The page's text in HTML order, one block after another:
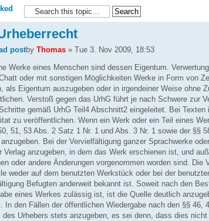
by Thomas » Tue 3. Nov 2009, 18:53
Werke eines Menschen sind dessen Eigentum.
oder mit sonstigen Möglichkeiten Werke in Form von
als Eigentum auszugeben oder in irgendeiner Weise ohne
Verstoß gegen das UrhG führt je nach Schwere zur
gemäß UrhG Teil4 Abschnitt2 eingeleitet. Bei
zu veröffentlichen. Wenn ein Werk oder ein Teil eines
51, 53 Abs. 2 Satz 1 Nr. 1 und Abs. 3 Nr. 1 sowie der §§
Bei der Vervielfältigung ganzer Sprachwerke
Verlag anzugeben, in dem das Werk erschienen ist, und
oder andere Änderungen vorgenommen worden sind.
weder auf dem benutzten Werkstück oder bei der
Befugten anderweit bekannt ist. Soweit nach den
eines Werkes zulässig ist, ist die Quelle deutlich
In den Fällen der öffentlichen Wiedergabe nach den §§
des Urhebers stets anzugeben, es sei denn, dass dies